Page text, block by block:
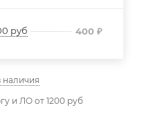
руб 400 ₽
наличия
и ЛО от 1200 руб